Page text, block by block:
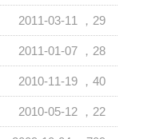
2011-03-11 ，29
2011-01-07 ，28
2010-11-19 ，40
2010-05-12 ，22